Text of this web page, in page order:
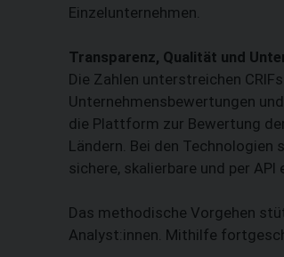
Einzelunternehmen.
Transparenz, Qualität und
Die Zahlen unterstreichen
Unternehmensbewertungen
die Plattform zur Bewertung
Ländern. Bei den
sichere, skalierbare und per
Das methodische Vorgehen
Analyst:innen. Mithilfe